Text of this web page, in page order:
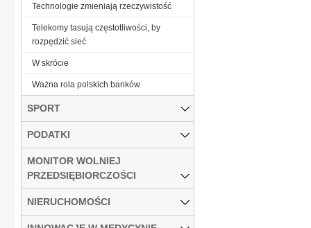
Technologie zmieniają rzeczywistość
Telekomy tasują częstotliwości, by
rozpędzić sieć
W skrócie
Ważna rola polskich banków
SPORT
PODATKI
MONITOR WOLNIEJ
PRZEDSIĘBIORCZOŚCI
NIERUCHOMOŚCI